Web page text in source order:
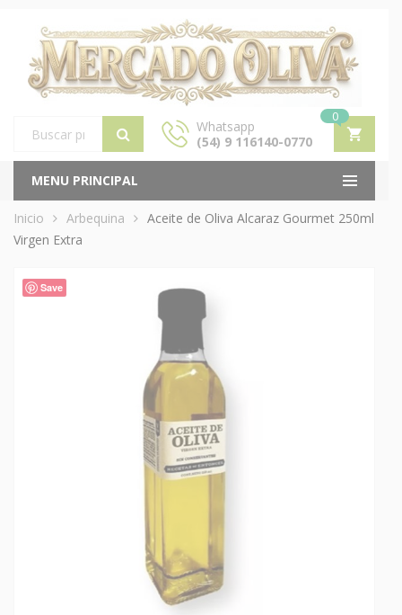
Products
search
Whatsapp
(54) 9 116140-0770
0
MENU PRINCIPAL
Inicio Arbequina
Aceite de Oliva Alcaraz Gourmet 250ml
Virgen Extra
Save